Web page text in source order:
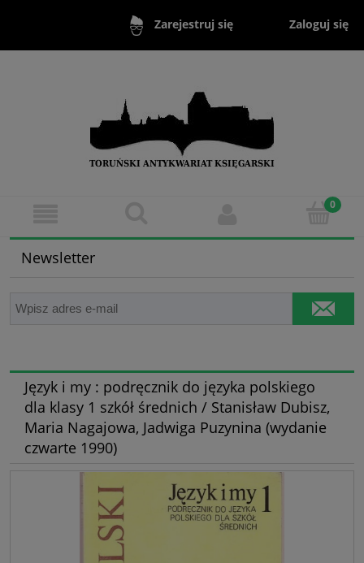
Zarejestruj się Zaloguj się
Newsletter
Język i my : podręcznik do języka polskiego
dla klasy 1 szkół średnich / Stanisław Dubisz,
Maria Nagajowa, Jadwiga Puzynina (wydanie
czwarte 1990)